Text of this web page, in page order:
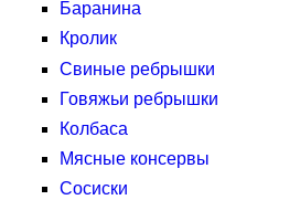
Баранина
Кролик
Свиные ребрышки
Говяжьи ребрышки
Колбаса
Мясные консервы
Сосиски